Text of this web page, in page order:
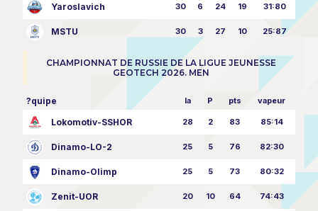
Yaroslavich 30 6 24 19 31:80
MSTU 30 3 27 10 25:87
CHAMPIONNAT DE RUSSIE DE LA LIGUE JEUNESSE
GEOTECH 2026. MEN
?quipe la P pts vapeur
Lokomotiv-SSHOR 28 2 83 85:14
Dinamo-LO-2 25 5 76 82:30
Dinamo-Olimp 25 5 73 80:32
Zenit-UOR 20 10 64 74:43